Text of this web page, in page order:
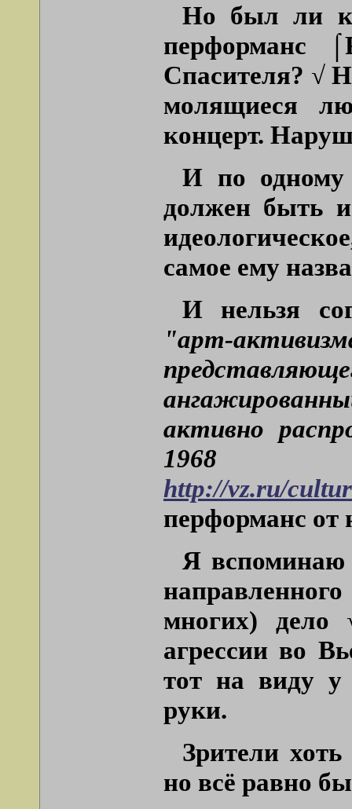
Но был ли
перформанс ⌠
Спасителя? √
молящиеся
концерт.
И по одному
должен быть
самое ему
И нельзя
"арт-
активно
1968
http://vz.ru/
перформанс от
Я вспоминаю
многих) дело
агрессии во
тот на виду у
руки.
Зрители
но всё равно